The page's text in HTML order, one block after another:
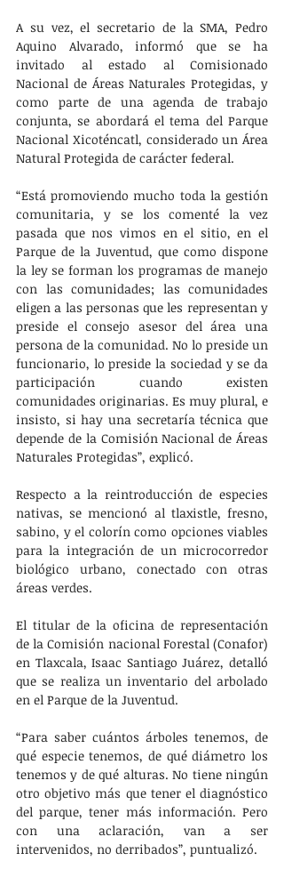
A su vez, el secretario de la SMA, Pedro
Aquino Alvarado, informó que se ha
invitado al estado al Comisionado
Nacional de Áreas Naturales Protegidas, y
como parte de una agenda de trabajo
conjunta, se abordará el tema del Parque
Nacional Xicoténcatl, considerado un Área
Natural Protegida de carácter federal.
“Está promoviendo mucho toda la gestión
comunitaria, y se los comenté la vez
pasada que nos vimos en el sitio, en el
Parque de la Juventud, que como dispone
la ley se forman los programas de manejo
con las comunidades; las comunidades
eligen a las personas que les representan y
preside el consejo asesor del área una
persona de la comunidad. No lo preside un
funcionario, lo preside la sociedad y se da
participación cuando existen
comunidades originarias. Es muy plural, e
insisto, si hay una secretaría técnica que
depende de la Comisión Nacional de Áreas
Naturales Protegidas”, explicó.
Respecto a la reintroducción de especies
nativas, se mencionó al tlaxistle, fresno,
sabino, y el colorín como opciones viables
para la integración de un microcorredor
biológico urbano, conectado con otras
áreas verdes.
El titular de la oficina de representación
de la Comisión nacional Forestal (Conafor)
en Tlaxcala, Isaac Santiago Juárez, detalló
que se realiza un inventario del arbolado
en el Parque de la Juventud.
“Para saber cuántos árboles tenemos, de
qué especie tenemos, de qué diámetro los
tenemos y de qué alturas. No tiene ningún
otro objetivo más que tener el diagnóstico
del parque, tener más información. Pero
con una aclaración, van a ser
intervenidos, no derribados”, puntualizó.